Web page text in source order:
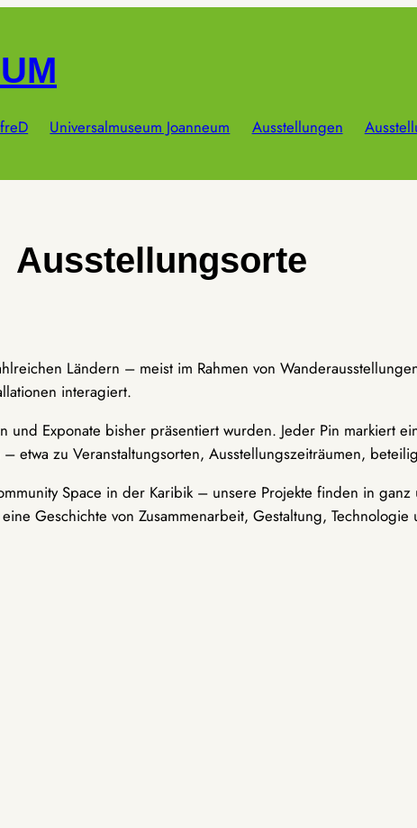
Universalmuseum Joanneum Ausstellungen
Ausstellungsorte
Ländern – meist im Rahmen von
interagiert.
Exponate bisher präsentiert wurden. Jeder Pin markiert
etwa zu Veranstaltungsorten, Ausstellungszeiträumen,
Space in der Karibik – unsere Projekte finden in
Geschichte von Zusammenarbeit, Gestaltung,